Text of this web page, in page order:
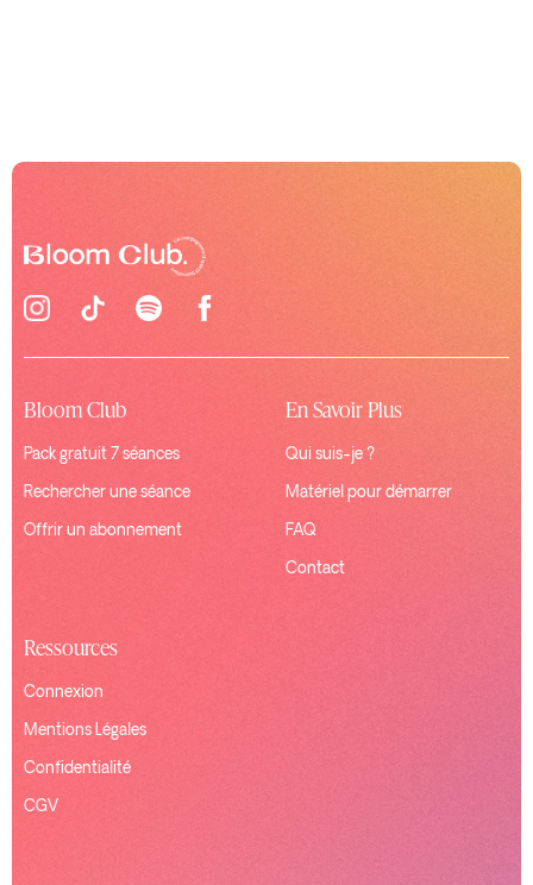
Bloom Club
Pack gratuit 7 séances
Rechercher une séance
Offrir un abonnement
En Savoir Plus
Qui suis-je ?
Matériel pour démarrer
FAQ
Contact
Ressources
Connexion
Mentions Légales
Confidentialité
CGV